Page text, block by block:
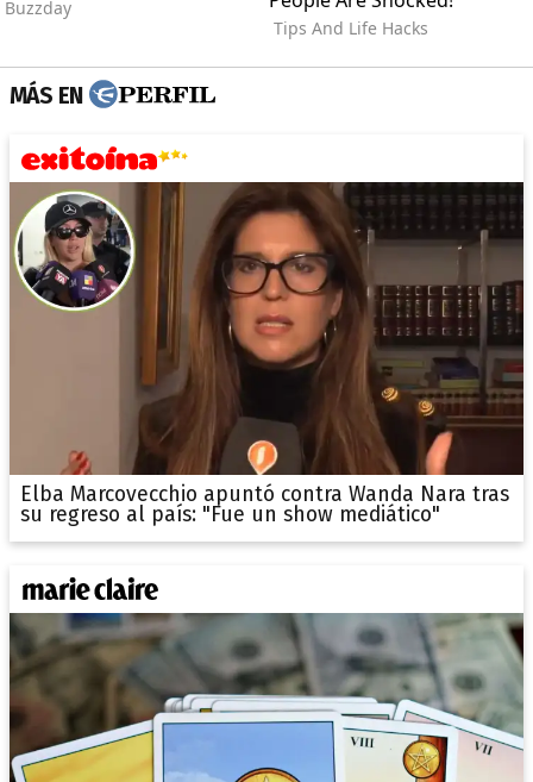
MÁS EN
Elba Marcovecchio apuntó contra Wanda Nara tras
su regreso al país: "Fue un show mediático"